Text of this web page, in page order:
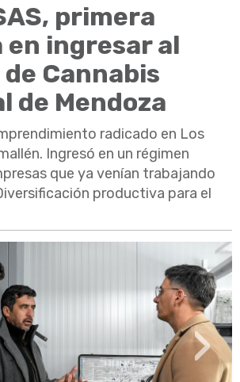
primera
en ingresar al
Cannabis
de Mendoza
radicado en Los
Ingresó en un régimen
que ya venían trabajando
productiva para el
›